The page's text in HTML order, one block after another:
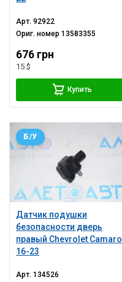
Арт.92922
Ориг. номер13583355
676 грн
15 $
Купить
Датчик подушки
безопасности дверь
правый Chevrolet Camaro
16-23
Б/У
Арт.134526